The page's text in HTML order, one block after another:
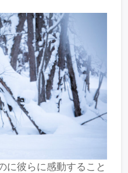
に彼らに感動すること